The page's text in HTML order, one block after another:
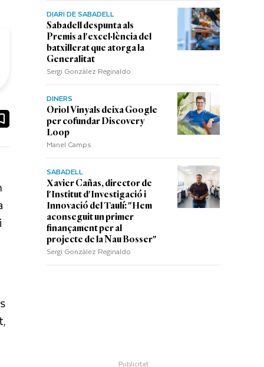
DIARI DE SABADELL
Sabadell despunta als
Premis a l'excel·lència del
batxillerat que atorga la
Generalitat
Sergi Gonzàlez Reginaldo
DINERS
Oriol Vinyals deixa Google
per cofundar Discovery
Loop
Manel Camps
SABADELL
Xavier Cañas, director de
l'Institut d'Investigació i
Innovació del Taulí: "Hem
aconseguit un primer
finançament per al
projecte de la Nau Bosser"
Sergi Gonzàlez Reginaldo